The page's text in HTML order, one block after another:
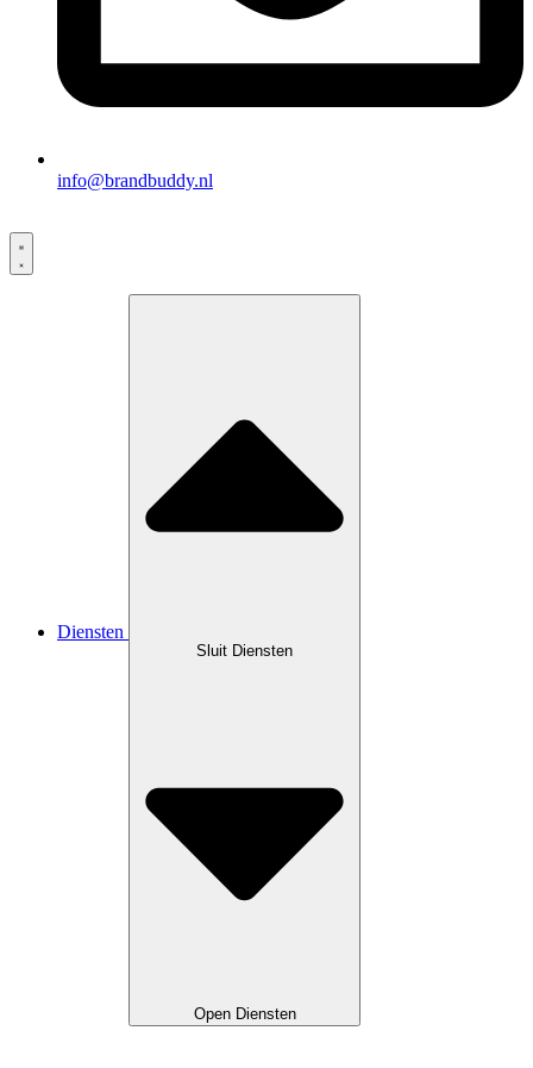
info@brandbuddy.nl
Diensten
Sluit Diensten
Open Diensten